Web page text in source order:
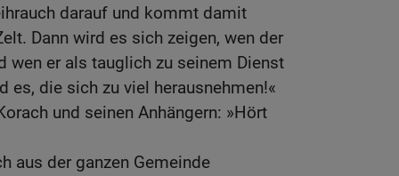
darauf und kommt damit
Dann wird es sich zeigen, wen der
wen er als tauglich zu seinem Dienst
es, die sich zu viel herausnehmen!«
und seinen Anhängern: »Hört
aus der ganzen Gemeinde